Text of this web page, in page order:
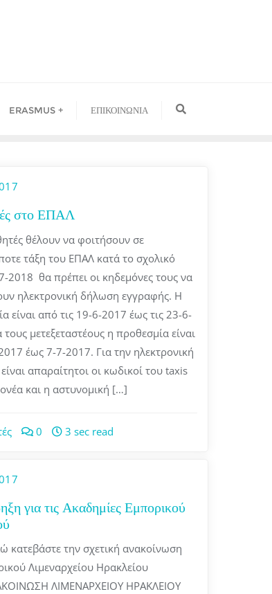
ERASMUS + ΕΠΙΚΟΙΝΩΝΙΑ
στο ΕΠΑΛ
θέλουν να φοιτήσουν σε
τάξη του ΕΠΑΛ κατά το σχολικό
2018 θα πρέπει οι κηδεμόνες τους να
ηλεκτρονική δήλωση εγγραφής. Η
είναι από τις 19-6-2017 έως τις 23-6-
τους μετεξεταστέους η προθεσμία είναι
έως 7-7-2017. Για την ηλεκτρονική
απαραίτητοι οι κωδικοί του taxis
και η αστυνομική […]
0 3 sec read
για τις Ακαδημίες Εμπορικού
κατεβάστε την σχετική ανακοίνωση
Λιμεναρχείου Ηρακλείου
ΛΙΜΕΝΑΡΧΕΙΟΥ ΗΡΑΚΛΕΙΟΥ